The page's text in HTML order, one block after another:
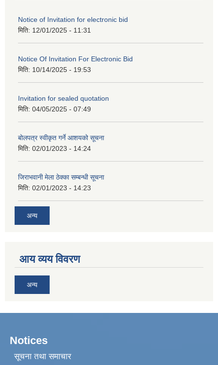
Notice of Invitation for electronic bid
मिति: 12/01/2025 - 11:31
Notice Of Invitation For Electronic Bid
मिति: 10/14/2025 - 19:53
Invitation for sealed quotation
मिति: 04/05/2025 - 07:49
बोलपत्र स्वीकृत गर्ने आशयको सूचना
मिति: 02/01/2023 - 14:24
जिराभवानी मेला ठेक्का सम्बन्धी सूचना
मिति: 02/01/2023 - 14:23
अन्य
आय व्यय विवरण
अन्य
Notices
सूचना तथा समाचार